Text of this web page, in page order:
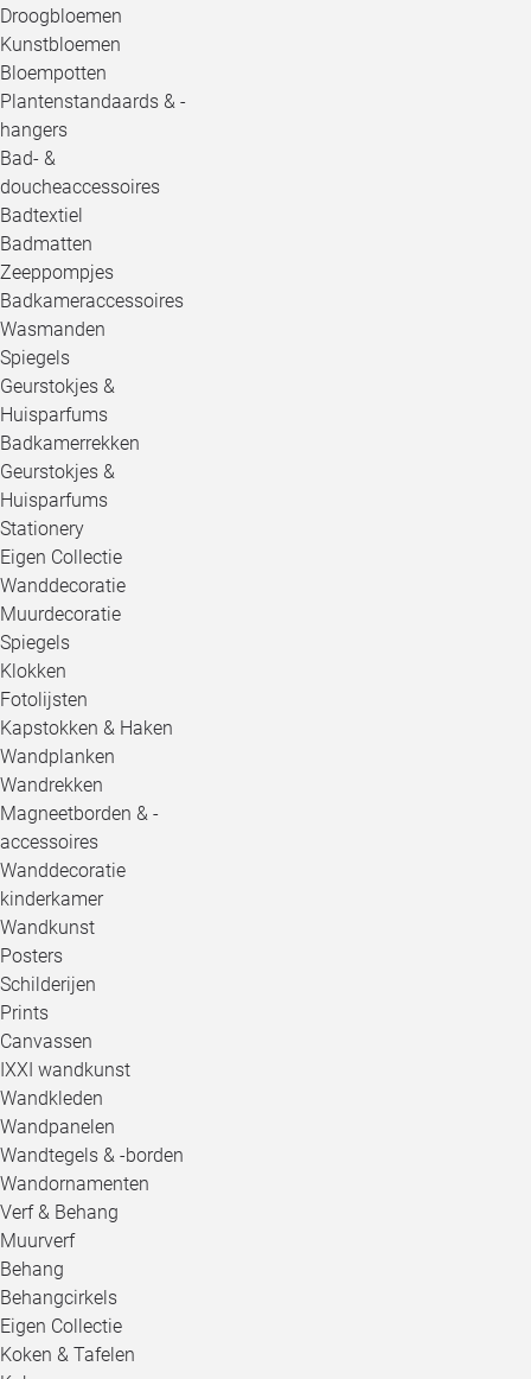
Droogbloemen
Kunstbloemen
Bloempotten
Plantenstandaards & -
hangers
Bad- &
doucheaccessoires
Badtextiel
Badmatten
Zeeppompjes
Badkameraccessoires
Wasmanden
Spiegels
Geurstokjes &
Huisparfums
Badkamerrekken
Geurstokjes &
Huisparfums
Stationery
Eigen Collectie
Wanddecoratie
Muurdecoratie
Spiegels
Klokken
Fotolijsten
Kapstokken & Haken
Wandplanken
Wandrekken
Magneetborden & -
accessoires
Wanddecoratie
kinderkamer
Wandkunst
Posters
Schilderijen
Prints
Canvassen
IXXI wandkunst
Wandkleden
Wandpanelen
Wandtegels & -borden
Wandornamenten
Verf & Behang
Muurverf
Behang
Behangcirkels
Eigen Collectie
Koken & Tafelen